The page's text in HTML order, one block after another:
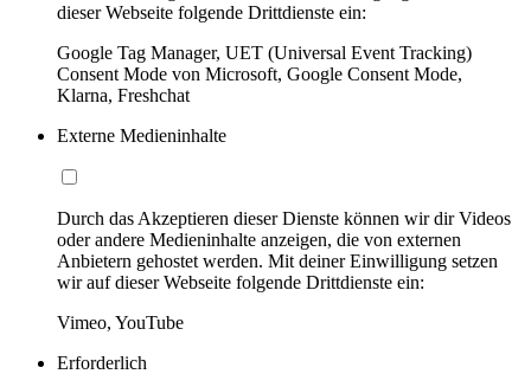
dieser Webseite folgende Drittdienste ein:
Google Tag Manager, UET (Universal Event Tracking)
Consent Mode von Microsoft, Google Consent Mode,
Klarna, Freshchat
Externe Medieninhalte
Durch das Akzeptieren dieser Dienste können wir dir Videos
oder andere Medieninhalte anzeigen, die von externen
Anbietern gehostet werden. Mit deiner Einwilligung setzen
wir auf dieser Webseite folgende Drittdienste ein:
Vimeo, YouTube
Erforderlich